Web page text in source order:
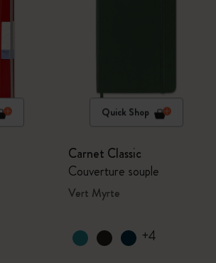
Quick Shop
Carnet Classic
Couverture souple
Vert Myrte
+4